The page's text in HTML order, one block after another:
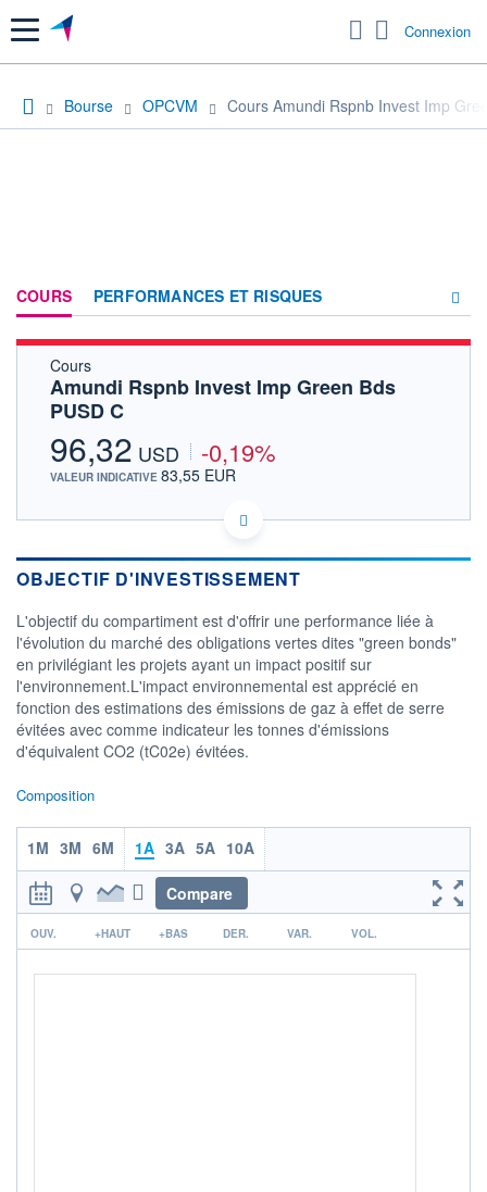
Menu Connexion
Bourse OPCVM Cours Amundi Rspnb Invest Imp
COURS PERFORMANCES ET RISQUES
FORUM
Cours
Amundi Rspnb Invest Imp Green Bds
PUSD C
96,32 USD -0,19%
VALEUR INDICATIVE 83,55 EUR
FR0014001O52 - Amundi Asset Management
Consulter le prospectus / DIC
96
98
Obligations International
FONDS PARTENAIRES
TARIFS PRIVILÉGIÉS 0%
ÉLIGIBILITÉ
PEA PEA-PME BOURSOVIE LUX
BOURSOVIE
CTO BUSINESS
Non éligible Boursobank
OBJECTIF D'INVESTISSEMENT
L'objectif du compartiment est d'offrir une performance liée à
l'évolution du marché des obligations vertes dites "green bonds"
en privilégiant les projets ayant un impact positif sur
l'environnement.L'impact environnemental est apprécié en
fonction des estimations des émissions de gaz à effet de serre
évitées avec comme indicateur les tonnes d'émissions
d'équivalent CO2 (tC02e) évitées.
Composition
1M 3M 6M 1A 3A 5A 10A
Compare
r
OUV. +HAUT +BAS DER. VAR. VOL.